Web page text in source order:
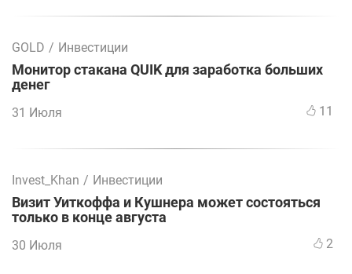
GOLD / Инвестиции
Монитор стакана QUIK для заработка больших
денег
31 Июля 11
Invest_Khan / Инвестиции
Визит Уиткоффа и Кушнера может состояться
только в конце августа
30 Июля 2